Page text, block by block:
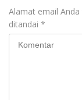
Alamat email Anda
ditandai *